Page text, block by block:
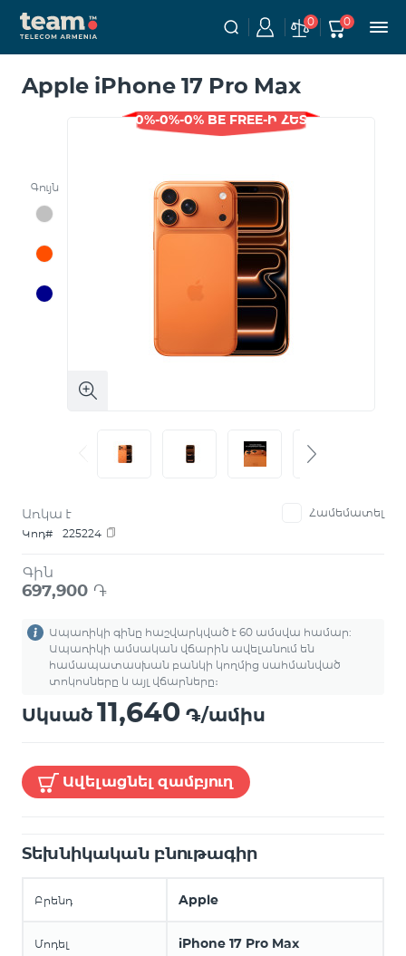
0 0
Apple iPhone 17 Pro Max
Գույն
0%-0%-0% BE FREE-Ի ՀԵՏ
Առկա է
Համեմատել
Կոդ#
225224
Գին
697,900 ֏
Ապառիկի գինը հաշվարկված է 60 ամսվա համար:
Ապառիկի ամսական վճարին ավելանում են
համապատասխան բանկի կողմից սահմանված
տոկոսները և այլ վճարները։
Սկսած 11,640 ֏/ամիս
Ավելացնել զամբյուղ
Տեխնիկական բնութագիր
Բրենդ Apple
Մոդել iPhone 17 Pro Max